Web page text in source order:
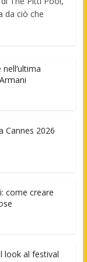
da ciò che
Cannes 2026
come creare
look al festival